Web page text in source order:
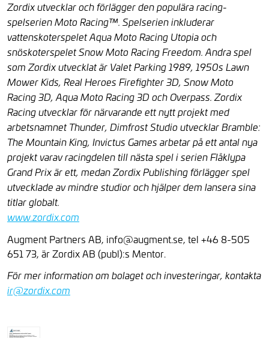
Zordix utvecklar och förlägger den populära racing-
spelserien Moto Racing™. Spelserien inkluderar
vattenskoterspelet Aqua Moto Racing Utopia och
snöskoterspelet Snow Moto Racing Freedom. Andra spel
som Zordix utvecklat är Valet Parking 1989, 1950s Lawn
Mower Kids, Real Heroes Firefighter 3D, Snow Moto
Racing 3D, Aqua Moto Racing 3D och Overpass. Zordix
Racing utvecklar för närvarande ett nytt projekt med
arbetsnamnet Thunder, Dimfrost Studio utvecklar Bramble:
The Mountain King, Invictus Games arbetar på ett antal nya
projekt varav racingdelen till nästa spel i serien Flåklypa
Grand Prix är ett, medanZordix Publishing förlägger spel
utvecklade av mindre studior och hjälper dem lansera sina
titlar globalt.
www.zordix.com
Augment Partners AB, info@augment.se, tel +46 8-505
651 73, är Zordix AB (publ):s Mentor.
För mer information om bolaget och investeringar, kontakta
ir@zordix.com